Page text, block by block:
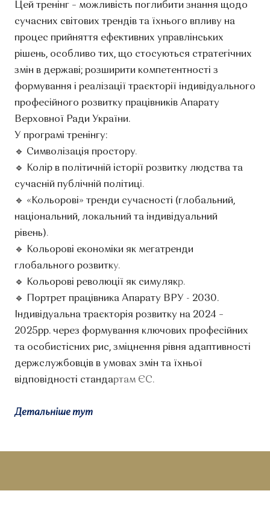
Цей тренінг – можливість поглибити знання щодо
сучасних світових трендів та їхнього впливу на
процес прийняття ефективних управлінських
рішень, особливо тих, що стосуються стратегічних
змін в державі; розширити компетентності з
формування і реалізації траєкторії індивідуального
професійного розвитку працівників Апарату
Верховної Ради України.
У програмі тренінгу:
🔹 Символізація простору.
🔹 Колір в політичній історії розвитку людства та
сучасній публічній політиці.
🔹 «Кольорові» тренди сучасності (глобальний,
національний, локальний та індивідуальний
рівень).
🔹 Кольорові економіки як мегатренди
глобального розвитку.
🔹 Кольорові революції як симулякр.
🔹 Портрет працівника Апарату ВРУ - 2030.
Індивідуальна траєкторія розвитку на 2024 –
2025рр. через формування ключових професійних
та особистісних рис, зміцнення рівня адаптивності
держслужбовців в умовах змін та їхньої
відповідності стандартам ЄС.
Детальніше тут